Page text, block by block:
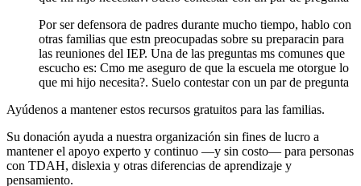
Por ser defensora de padres durante mucho tiempo, hablo con
otras familias que estn preocupadas sobre su preparacin para
las reuniones del IEP. Una de las preguntas ms comunes que
escucho es: Cmo me aseguro de que la escuela me otorgue lo
que mi hijo necesita?. Suelo contestar con un par de pregunta
Ayúdenos a mantener estos recursos gratuitos para las familias.
Su donación ayuda a nuestra organización sin fines de lucro a
mantener el apoyo experto y continuo —y sin costo— para personas
con TDAH, dislexia y otras diferencias de aprendizaje y
pensamiento.